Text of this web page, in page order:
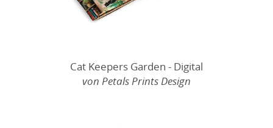
Cat Keepers Garden - Digital
von Petals Prints Design